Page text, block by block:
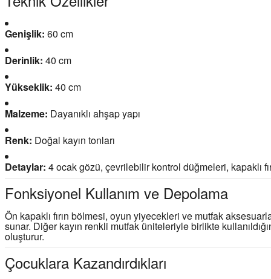
Genişlik: 60 cm
Derinlik: 40 cm
Yükseklik: 40 cm
Malzeme: Dayanıklı ahşap yapı
Renk: Doğal kayın tonları
Detaylar: 4 ocak gözü, çevrilebilir kontrol düğmeleri, kapaklı
Fonksiyonel Kullanım ve Depolama
Ön kapaklı fırın bölmesi, oyun yiyecekleri ve mutfak
sunar. Diğer kayın renkli mutfak üniteleriyle birlikte
oluşturur.
Çocuklara Kazandırdıkları